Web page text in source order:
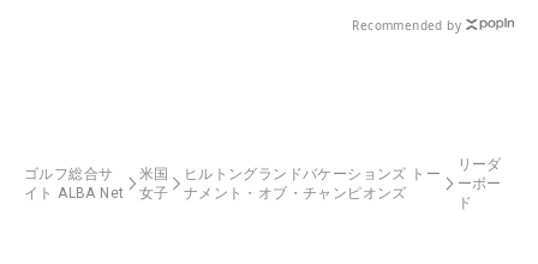
Recommended by
ゴルフ総合サ
イト ALBA Net
米国
女子
ヒルトングランドバケーションズ トー
ナメント・オブ・チャンピオンズ
リーダ
ーボー
ド